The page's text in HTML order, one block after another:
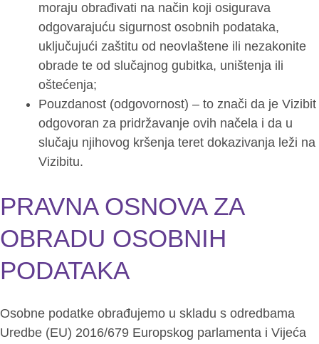
moraju obrađivati na način koji osigurava
odgovarajuću sigurnost osobnih podataka,
uključujući zaštitu od neovlaštene ili nezakonite
obrade te od slučajnog gubitka, uništenja ili
oštećenja;
Pouzdanost (odgovornost) – to znači da je Vizibit
odgovoran za pridržavanje ovih načela i da u
slučaju njihovog kršenja teret dokazivanja leži na
Vizibitu.
PRAVNA OSNOVA ZA
OBRADU OSOBNIH
PODATAKA
Osobne podatke obrađujemo u skladu s odredbama
Uredbe (EU) 2016/679 Europskog parlamenta i Vijeća